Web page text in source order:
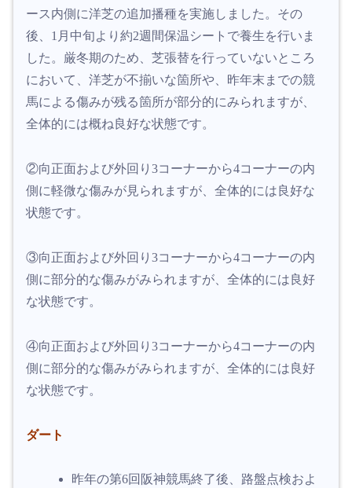
ース内側に洋芝の追加播種を実施しました。その
後、1月中旬より約2週間保温シートで養生を行いま
した。厳冬期のため、芝張替を行っていないところ
において、洋芝が不揃いな箇所や、昨年末までの競
馬による傷みが残る箇所が部分的にみられますが、
全体的には概ね良好な状態です。
②向正面および外回り3コーナーから4コーナーの内
側に軽微な傷みが見られますが、全体的には良好な
状態です。
③向正面および外回り3コーナーから4コーナーの内
側に部分的な傷みがみられますが、全体的には良好
な状態です。
④向正面および外回り3コーナーから4コーナーの内
側に部分的な傷みがみられますが、全体的には良好
な状態です。
ダート
昨年の第6回阪神競馬終了後、路盤点検およ